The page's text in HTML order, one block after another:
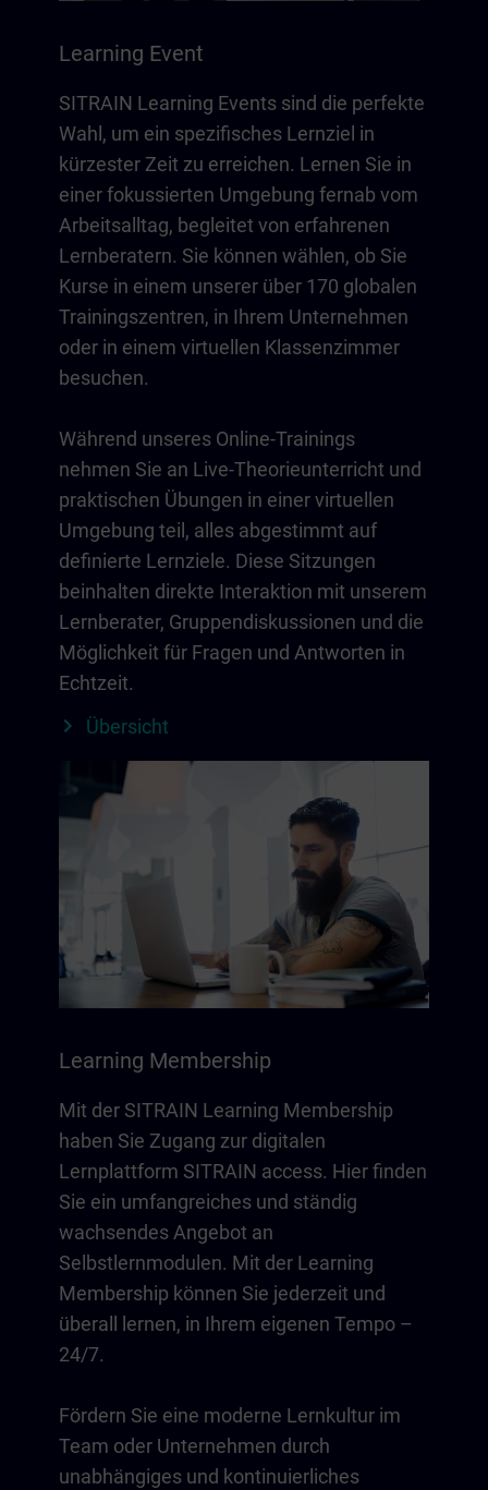
Learning Event
SITRAIN Learning Events sind die perfekte
Wahl, um ein spezifisches Lernziel in
kürzester Zeit zu erreichen. Lernen Sie in
einer fokussierten Umgebung fernab vom
Arbeitsalltag, begleitet von erfahrenen
Lernberatern. Sie können wählen, ob Sie
Kurse in einem unserer über 170 globalen
Trainingszentren, in Ihrem Unternehmen
oder in einem virtuellen Klassenzimmer
besuchen.
Während unseres Online-Trainings
nehmen Sie an Live-Theorieunterricht und
praktischen Übungen in einer virtuellen
Umgebung teil, alles abgestimmt auf
definierte Lernziele. Diese Sitzungen
beinhalten direkte Interaktion mit unserem
Lernberater, Gruppendiskussionen und die
Möglichkeit für Fragen und Antworten in
Echtzeit.
Übersicht
Learning Membership
Mit der SITRAIN Learning Membership
haben Sie Zugang zur digitalen
Lernplattform SITRAIN access. Hier finden
Sie ein umfangreiches und ständig
wachsendes Angebot an
Selbstlernmodulen. Mit der Learning
Membership können Sie jederzeit und
überall lernen, in Ihrem eigenen Tempo –
24/7.
Fördern Sie eine moderne Lernkultur im
Team oder Unternehmen durch
unabhängiges und kontinuierliches